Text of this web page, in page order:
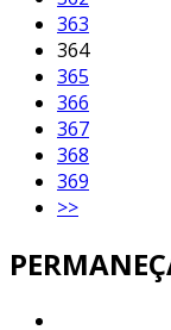
363
364
365
366
367
368
369
>>